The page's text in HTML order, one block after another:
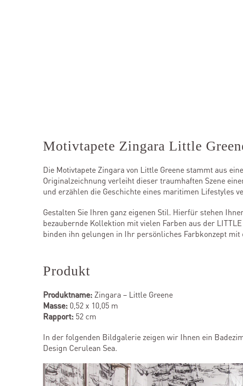
Motivtapete Zingara Little
Die Motivtapete Zingara von Little Greene stammt aus
Originalzeichnung verleiht dieser traumhaften Szene
und erzählen die Geschichte eines maritimen Lifestyles
Gestalten Sie Ihren ganz eigenen Stil. Hierfür stehen
bezaubernde Kollektion mit vielen Farben aus der
binden ihn gelungen in Ihr persönliches Farbkonzept mit
Produkt
Produktname: Zingara – Little Greene
Masse: 0,52 x 10,05 m
Rapport: 52 cm
In der folgenden Bildgalerie zeigen wir Ihnen ein
Design Cerulean Sea.